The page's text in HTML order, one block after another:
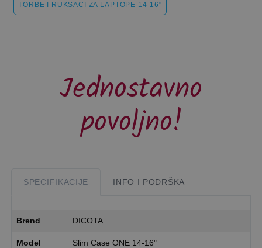
TORBE I RUKSACI ZA LAPTOPE 14-16"
Jednostavno
povoljno!
SPECIFIKACIJE INFO I PODRŠKA
Brend DICOTA
Model
Slim Case ONE 14-16"